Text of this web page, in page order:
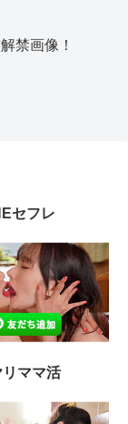
禁画像！
セフレ
リママ活